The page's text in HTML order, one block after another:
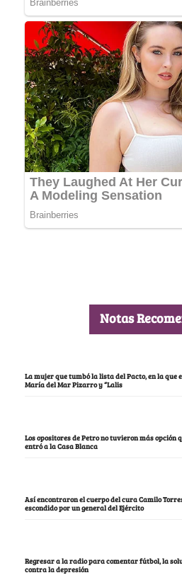
Notas
La mujer que tumbó la lista del Pacto, en la que
María del Mar Pizarro y “Lalis
Los opositores de Petro no tuvieron más
entró a la Casa Blanca
Así encontraron el cuerpo del cura Camilo
escondido por un general del Ejército
Regresar a la radio para comentar fútbol, la
contra la depresión